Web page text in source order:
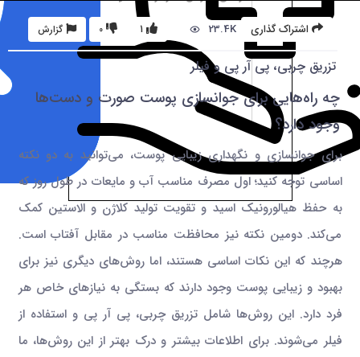
اشتراک گذاری 23.4K گزارش 0 1
تزریق چربی، پی آر پی و فیلر
چه راه‌هایی برای جوانسازی پوست صورت و دست‌ها
وجود دارد؟
برای جوانسازی و نگهداری زیبایی پوست، می‌توانید به دو نکته
اساسی توجه کنید؛ اول مصرف مناسب آب و مایعات در طول روز که
به حفظ هیالورونیک اسید و تقویت تولید کلاژن و الاستین کمک
می‌کند. دومین نکته نیز محافظت‌ مناسب در مقابل آفتاب است.
هرچند که این نکات اساسی هستند، اما روش‌های دیگری نیز برای
بهبود و زیبایی پوست وجود دارند که بستگی به نیازهای خاص هر
فرد دارد. این روش‌ها شامل تزریق چربی، پی آر پی و استفاده از
فیلر می‌شوند. برای اطلاعات بیشتر و درک بهتر از این روش‌ها، ما